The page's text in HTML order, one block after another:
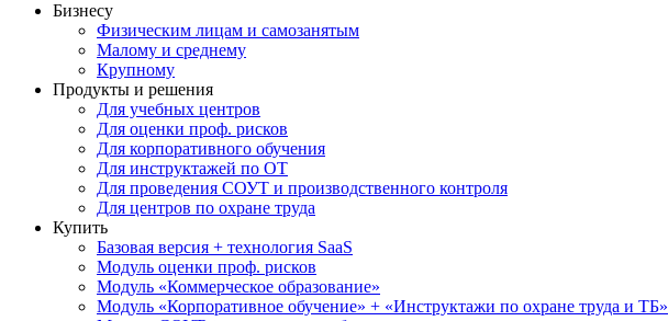
Бизнесу
Физическим лицам и самозанятым
Малому и среднему
Крупному
Продукты и решения
Для учебных центров
Для оценки проф. рисков
Для корпоративного обучения
Для инструктажей по ОТ
Для проведения СОУТ и производственного контроля
Для центров по охране труда
Купить
Базовая версия + технология SaaS
Модуль оценки проф. рисков
Модуль «Коммерческое образование»
Модуль «Корпоративное обучение» + «Инструктажи по охране труда и ТБ»